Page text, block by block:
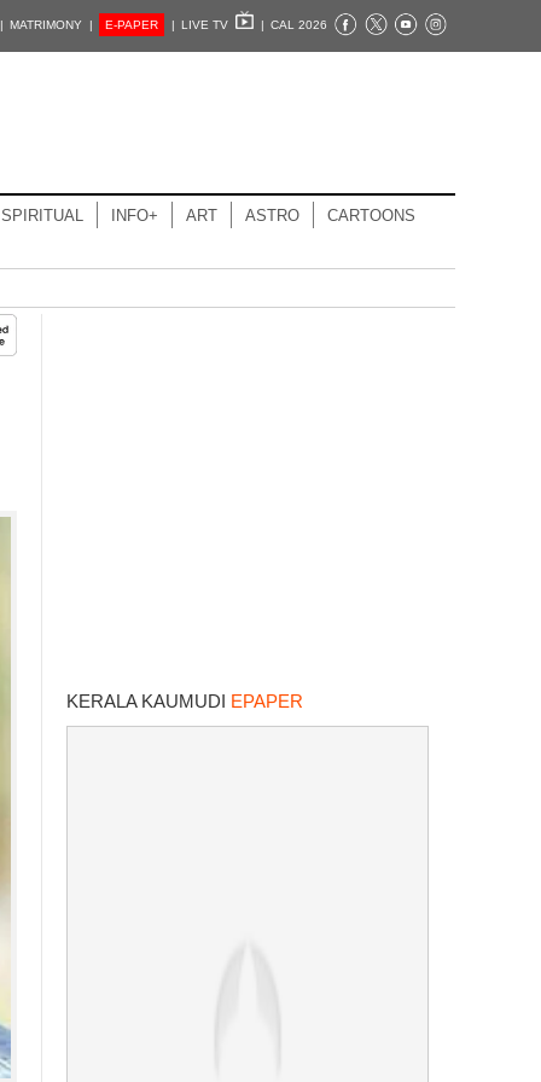
MATRIMONY | E-PAPER | LIVE TV | CAL 2026
SPIRITUAL INFO+ ART ASTRO CARTOONS
KERALA KAUMUDI EPAPER